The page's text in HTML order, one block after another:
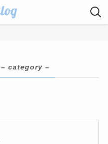
– category –